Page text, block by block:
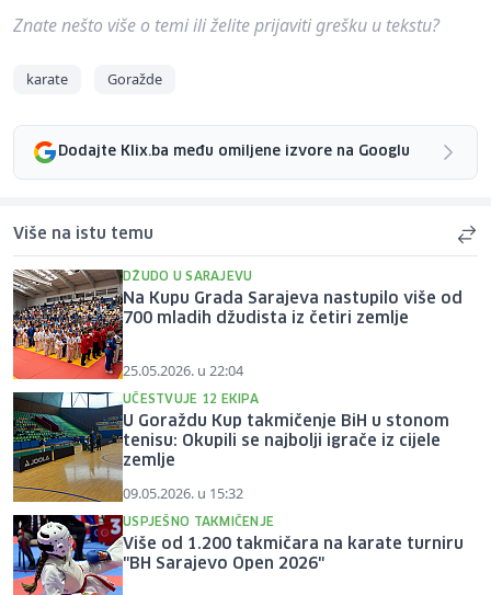
Znate nešto više o temi ili želite prijaviti grešku u tekstu?
karate Goražde
Dodajte Klix.ba među omiljene izvore na Googlu
Više na istu temu
DŽUDO U SARAJEVU
Na Kupu Grada Sarajeva nastupilo više od
700 mladih džudista iz četiri zemlje
25.05.2026. u 22:04
UČESTVUJE 12 EKIPA
U Goraždu Kup takmičenje BiH u stonom
tenisu: Okupili se najbolji igrače iz cijele
zemlje
09.05.2026. u 15:32
USPJEŠNO TAKMIČENJE
Više od 1.200 takmičara na karate turniru
"BH Sarajevo Open 2026"